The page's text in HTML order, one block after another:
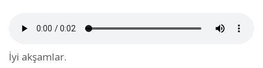
İyi akşamlar.